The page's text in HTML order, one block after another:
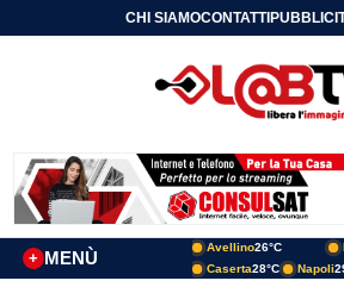
CHI SIAMOCONTATTI
MENÙ
+
Avellino26°C
Caserta28°C Napoli